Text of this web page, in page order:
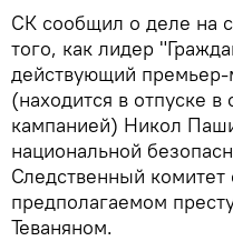
СК сообщил о деле на
того, как лидер
действующий
(находится в отпуске
кампанией) Никол
национальной
Следственный
предполагаемом
Теваняном.